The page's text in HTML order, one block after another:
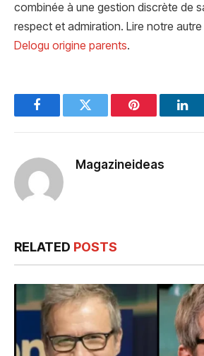
combinée à une gestion discrète de
respect et admiration. Lire notre
Delogu origine parents.
FacebookTwitter Pinterest
Magazineideas
RELATED POSTS